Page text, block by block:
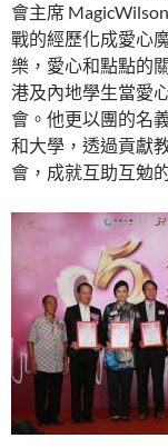
會主席
戰的經歷化成愛心
樂，愛心和點點的
港及內地學生當愛
會。他更以團的名
和大學，透過貢獻
會，成就互助互勉